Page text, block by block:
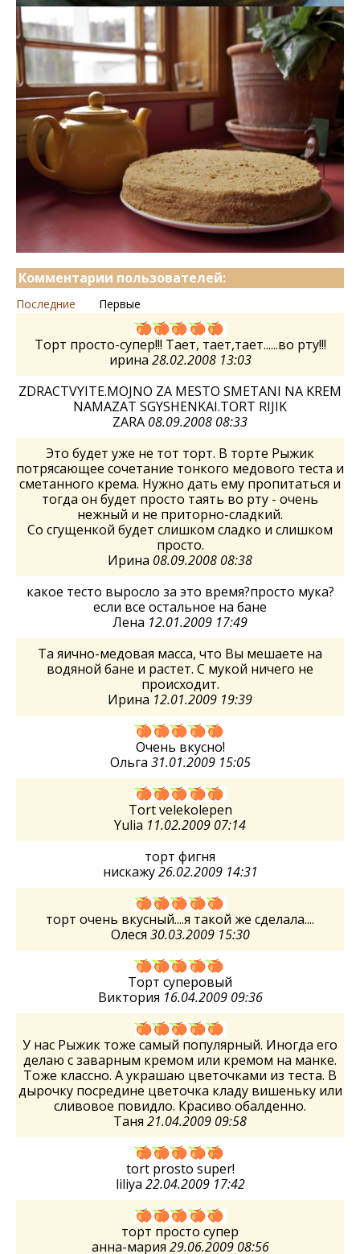
Комментарии пользователей:
Последние Первые
Торт просто-супер!!! Тает, тает,тает......во рту!!!
ирина 28.02.2008 13:03
ZDRACTVYITE.MOJNO ZA MESTO SMETANI NA KREM
NAMAZAT SGYSHENKAI.TORT RIJIK
ZARA 08.09.2008 08:33
Это будет уже не тот торт. В торте Рыжик
потрясающее сочетание тонкого медового теста и
сметанного крема. Нужно дать ему пропитаться и
тогда он будет просто таять во рту - очень
нежный и не приторно-сладкий.
Со сгущенкой будет слишком сладко и слишком
просто.
Ирина 08.09.2008 08:38
какое тесто выросло за это время?просто мука?
если все остальное на бане
Лена 12.01.2009 17:49
Та яично-медовая масса, что Вы мешаете на
водяной бане и растет. С мукой ничего не
происходит.
Ирина 12.01.2009 19:39
Очень вкусно!
Ольга 31.01.2009 15:05
Tort velekolepen
Yulia 11.02.2009 07:14
торт фигня
нискажу26.02.2009 14:31
торт очень вкусный....я такой же сделала....
Олеся 30.03.2009 15:30
Торт суперовый
Виктория 16.04.2009 09:36
У нас Рыжик тоже самый популярный. Иногда его
делаю с заварным кремом или кремом на манке.
Тоже классно. А украшаю цветочками из теста. В
дырочку посредине цветочка кладу вишеньку или
сливовое повидло. Красиво обалденно.
Таня 21.04.2009 09:58
tort prosto super!
liliya 22.04.2009 17:42
торт просто супер
анна-мария 29.06.2009 08:56